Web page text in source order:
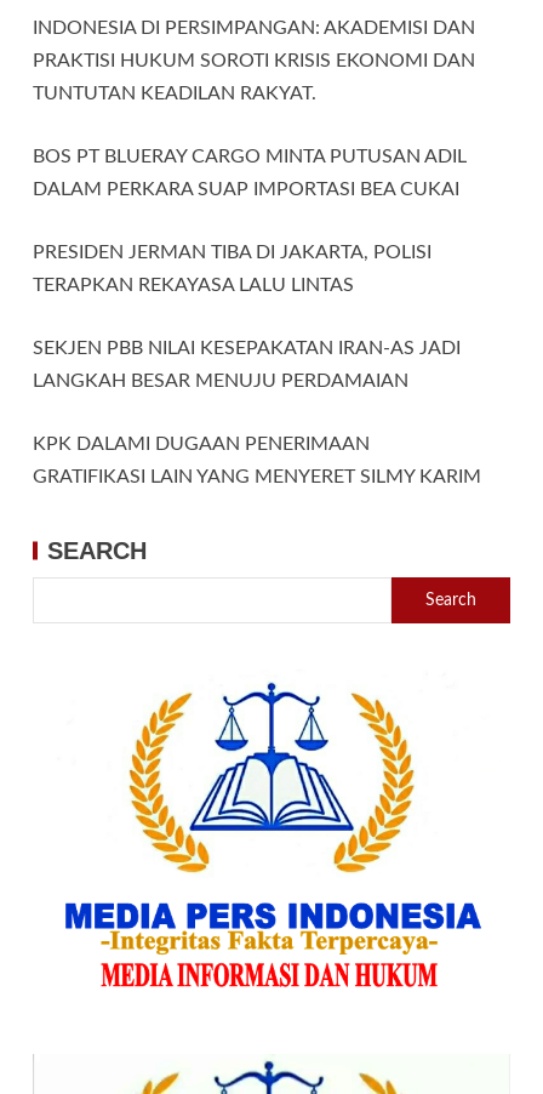
INDONESIA DI PERSIMPANGAN: AKADEMISI DAN
PRAKTISI HUKUM SOROTI KRISIS EKONOMI DAN
TUNTUTAN KEADILAN RAKYAT.
BOS PT BLUERAY CARGO MINTA PUTUSAN ADIL
DALAM PERKARA SUAP IMPORTASI BEA CUKAI
PRESIDEN JERMAN TIBA DI JAKARTA, POLISI
TERAPKAN REKAYASA LALU LINTAS
SEKJEN PBB NILAI KESEPAKATAN IRAN-AS JADI
LANGKAH BESAR MENUJU PERDAMAIAN
KPK DALAMI DUGAAN PENERIMAAN
GRATIFIKASI LAIN YANG MENYERET SILMY KARIM
SEARCH
Search